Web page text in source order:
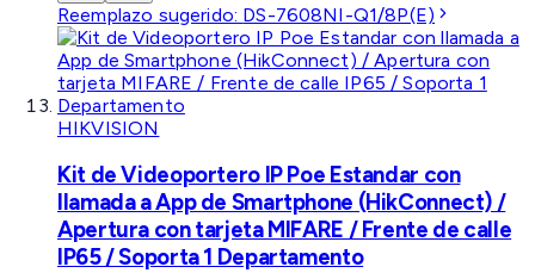
Reemplazo sugerido: DS-7608NI-Q1/8P(E)
HIKVISION
Kit de Videoportero IP Poe Estandar con
llamada a App de Smartphone (HikConnect) /
Apertura con tarjeta MIFARE / Frente de calle
IP65 / Soporta 1 Departamento